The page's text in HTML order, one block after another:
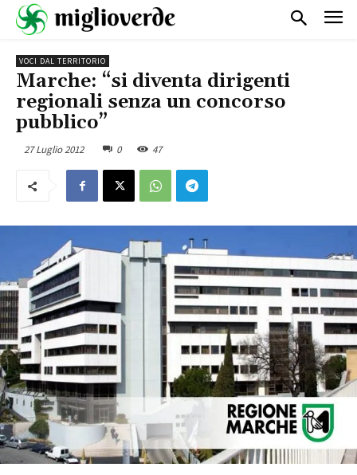
VOCI DAL TERRITORIO
Marche: “si diventa dirigenti
regionali senza un concorso
pubblico”
27 Luglio 2012 0 47